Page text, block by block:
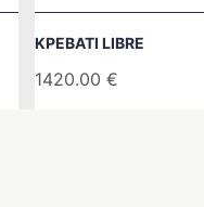
ΚΡΕΒΆΤΙ LIBRE
1420.00 €